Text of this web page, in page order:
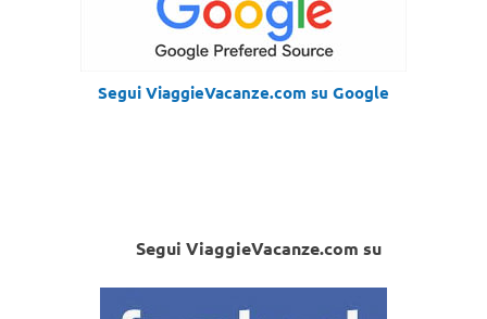
Segui ViaggieVacanze.com su Google
Segui ViaggieVacanze.com su